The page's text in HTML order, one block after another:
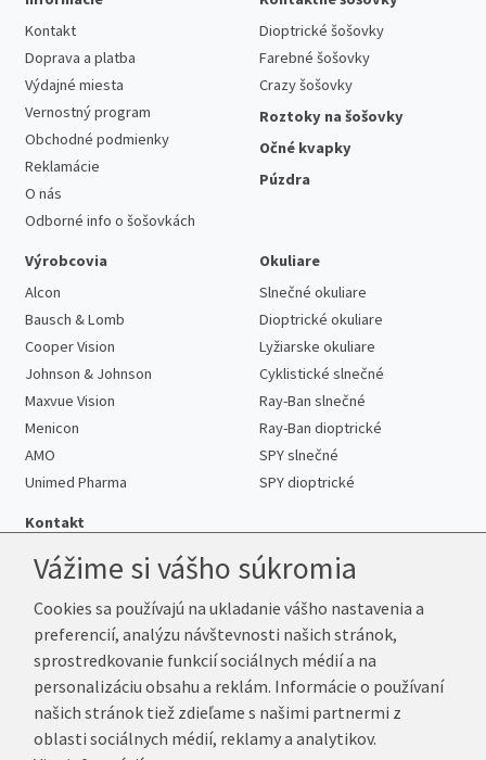
Kontakt
Doprava a platba
Výdajné miesta
Vernostný program
Obchodné podmienky
Reklamácie
O nás
Odborné info o šošovkách
Dioptrické šošovky
Farebné šošovky
Crazy šošovky
Roztoky na šošovky
Očné kvapky
Púzdra
Výrobcovia
Alcon
Bausch & Lomb
Cooper Vision
Johnson & Johnson
Maxvue Vision
Menicon
AMO
Unimed Pharma
Okuliare
Slnečné okuliare
Dioptrické okuliare
Lyžiarske okuliare
Cyklistické slnečné
Ray-Ban slnečné
Ray-Ban dioptrické
SPY slnečné
SPY dioptrické
Kontakt
Telefón:+421 222 205 863
E-mail:info@kup-sosovky.sk
Reklamačná adresa
Andrea Votavová
Revoluční 1017
290 01 Poděbrady
Vážime si vášho súkromia
Cookies sa používajú na ukladanie vášho nastavenia a
preferencií, analýzu návštevnosti našich stránok,
sprostredkovanie funkcií sociálnych médií a na
personalizáciu obsahu a reklám. Informácie o používaní
našich stránok tiež zdieľame s našimi partnermi z
oblasti sociálnych médií, reklamy a analytikov.